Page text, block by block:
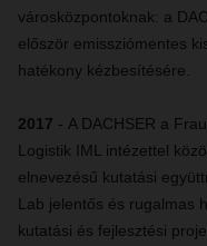
városközpontoknak: a
először emissziómentes
hatékony kézbesítésére.
2017 - A DACHSER a
Logistik IML intézettel
elnevezésű kutatási
Lab jelentős és rugalmas
kutatási és fejlesztési